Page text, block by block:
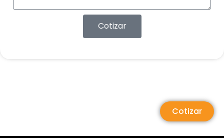
Cotizar
Cotizar